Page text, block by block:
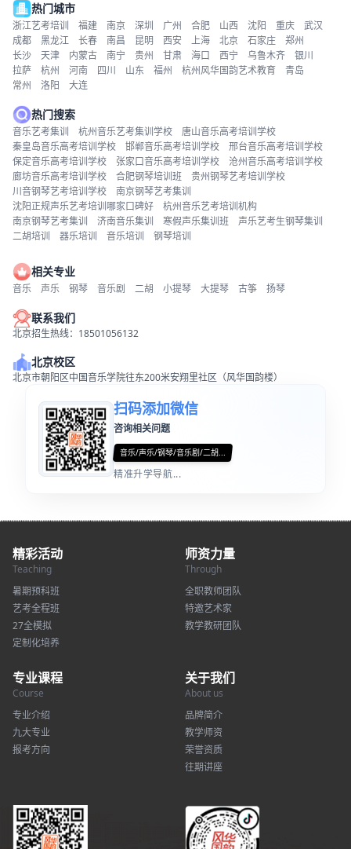
热门城市
浙江艺考培训 福建 南京 深圳 广州 合肥 山西 沈阳 重庆
武汉
成都
黑龙江 长春 南昌 昆明 西安 上海 北京 石家庄
郑州
长沙
天津 内蒙古 南宁 贵州 甘肃 海口 西宁 乌鲁木齐
银川
拉萨
杭州 河南 四川 山东 福州 杭州风华国韵艺术教育
青岛
常州
洛阳 大连
热门搜索
音乐艺考集训 杭州音乐艺考集训学校
唐山音乐高考培训学校
秦皇岛音乐高考培训学校
邯郸音乐高考培训学校
邢台音乐高考培训学校
保定音乐高考培训学校
张家口音乐高考培训学校
沧州音乐高考培训学校
廊坊音乐高考培训学校
合肥钢琴培训班
贵州钢琴艺考培训学校
川音钢琴艺考培训学校
南京钢琴艺考集训
沈阳正规声乐艺考培训哪家口碑好
杭州音乐艺考培训机构
南京钢琴艺考集训
济南音乐集训 寒假声乐集训班
声乐艺考生钢琴集训
二胡培训
器乐培训 音乐培训 钢琴培训
相关专业
音乐 声乐 钢琴 音乐剧 二胡 小提琴 大提琴 古筝 扬琴
联系我们
北京招生热线：18501056132
北京校区
北京市朝阳区中国音乐学院往东200米安翔里社区（风华国韵楼）
扫码添加微信
咨询相关问题
音乐/声乐/钢琴/音乐剧/二胡...
精准升学导航...
精彩活动
Teaching
暑期预科班
艺考全程班
27全模拟
定制化培养
师资力量
Through
全职教师团队
特邀艺术家
教学教研团队
专业课程
Course
专业介绍
九大专业
报考方向
关于我们
About us
品牌简介
教学师资
荣誉资质
往期讲座